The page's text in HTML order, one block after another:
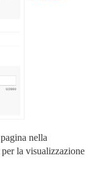
nella
la visualizzazione